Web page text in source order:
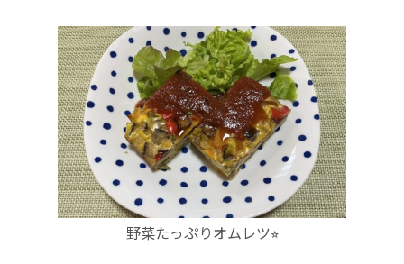
野菜たっぷりオムレツ⭐︎
妊婦健診
お産について
親と子の結びつき支援
母乳育児
予防接種